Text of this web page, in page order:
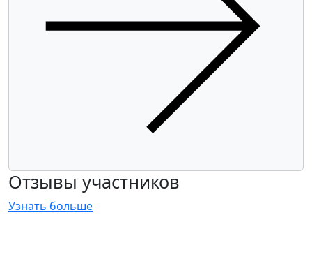
Отзывы участников
Узнать больше